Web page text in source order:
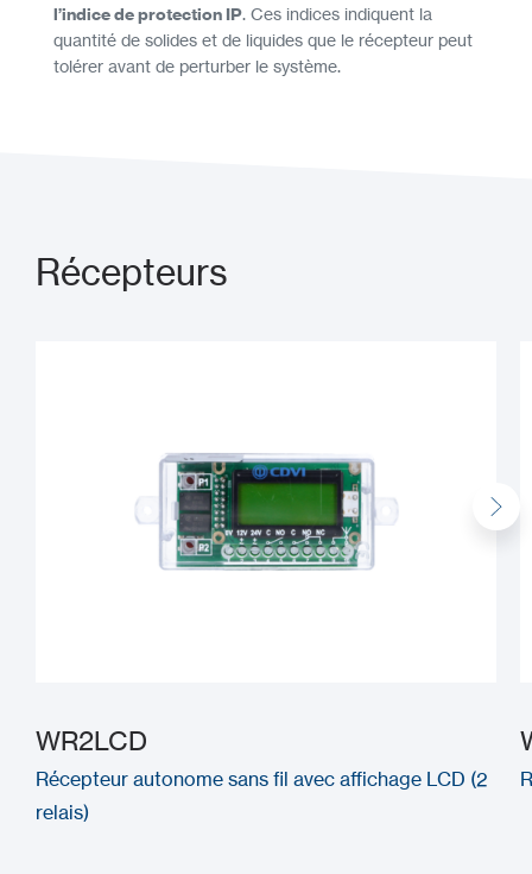
l’indice de protection IP. Ces indices indiquent la
quantité de solides et de liquides que le récepteur peut
tolérer avant de perturber le système.
Récepteurs
WR2LCD
Récepteur autonome sans fil avec affichage LCD (2
relais)